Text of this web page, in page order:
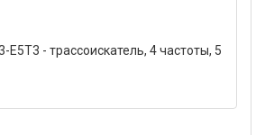
Е5Т3 - трассоискатель, 4 частоты, 5